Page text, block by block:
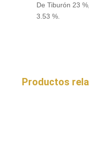
De Tiburón 23
3.53 %.
Productos